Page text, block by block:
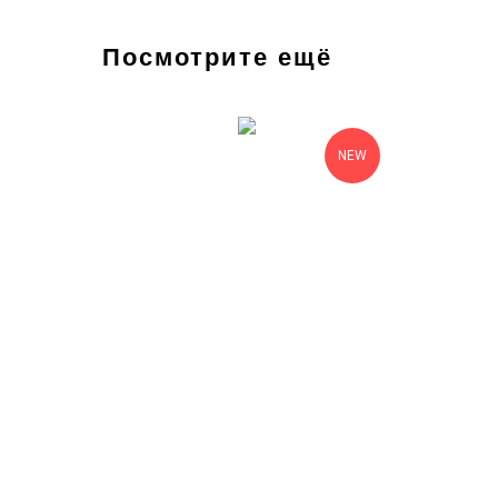
Посмотрите ещё
NEW